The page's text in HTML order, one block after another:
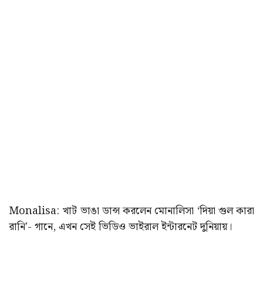
Monalisa: খাট ভাঙা ডান্স করলেন মোনালিসা ‘দিয়া গুল কারা
রানি’- গানে, এখন সেই ভিডিও ভাইরাল ইন্টারনেট দুনিয়ায়।